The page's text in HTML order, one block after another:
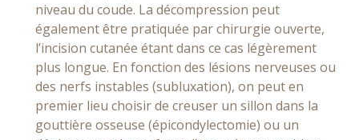
niveau du coude. La décompression peut
également être pratiquée par chirurgie ouverte,
l’incision cutanée étant dans ce cas légèrement
plus longue. En fonction des lésions nerveuses ou
des nerfs instables (subluxation), on peut en
premier lieu choisir de creuser un sillon dans la
gouttière osseuse (épicondylectomie) ou un